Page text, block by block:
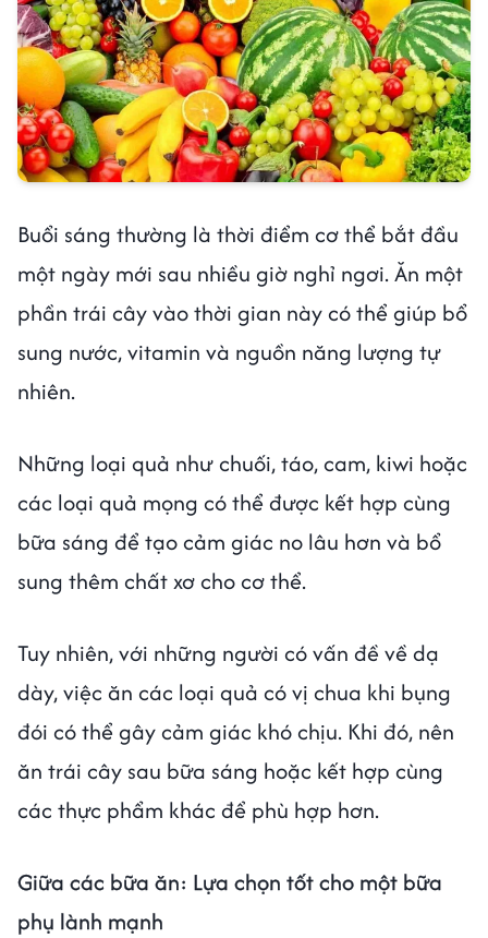
Buổi sáng thường là thời điểm cơ thể bắt đầu
một ngày mới sau nhiều giờ nghỉ ngơi. Ăn một
phần trái cây vào thời gian này có thể giúp bổ
sung nước, vitamin và nguồn năng lượng tự
nhiên.
Những loại quả như chuối, táo, cam, kiwi hoặc
các loại quả mọng có thể được kết hợp cùng
bữa sáng để tạo cảm giác no lâu hơn và bổ
sung thêm chất xơ cho cơ thể.
Tuy nhiên, với những người có vấn đề về dạ
dày, việc ăn các loại quả có vị chua khi bụng
đói có thể gây cảm giác khó chịu. Khi đó, nên
ăn trái cây sau bữa sáng hoặc kết hợp cùng
các thực phẩm khác để phù hợp hơn.
Giữa các bữa ăn: Lựa chọn tốt cho một bữa
phụ lành mạnh